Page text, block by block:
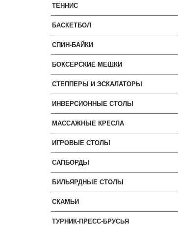
ТЕННИС
БАСКЕТБОЛ
СПИН-БАЙКИ
БОКСЕРСКИЕ МЕШКИ
СТЕППЕРЫ И ЭСКАЛАТОРЫ
ИНВЕРСИОННЫЕ СТОЛЫ
МАССАЖНЫЕ КРЕСЛА
ИГРОВЫЕ СТОЛЫ
САПБОРДЫ
БИЛЬЯРДНЫЕ СТОЛЫ
СКАМЬИ
ТУРНИК-ПРЕСС-БРУСЬЯ